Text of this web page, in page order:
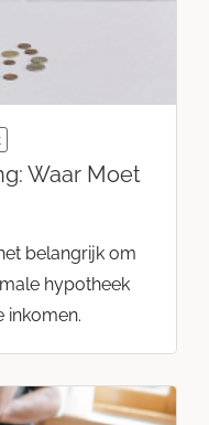
Waar Moet
belangrijk om
hypotheek
inkomen.